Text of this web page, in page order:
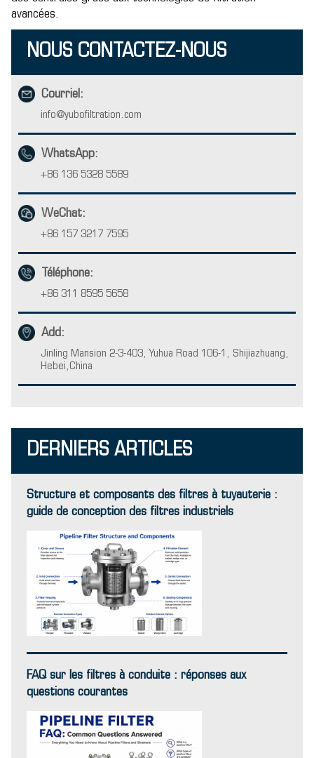
avancées.
NOUS CONTACTEZ-NOUS
Courriel:
info@yubofiltration.com
WhatsApp:
+86 136 5328 5589
WeChat:
+86 157 3217 7595
Téléphone:
+86 311 8595 5658
Add:
Jinling Mansion 2-3-403, Yuhua Road 106-1, Shijiazhuang,
Hebei,China
DERNIERS ARTICLES
Structure et composants des filtres à tuyauterie :
guide de conception des filtres industriels
FAQ sur les filtres à conduite : réponses aux
questions courantes